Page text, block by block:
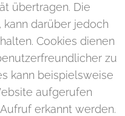
übertragen. Die
darüber jedoch
Cookies dienen
zu
kann beispielsweise
aufgerufen
erkannt werden.